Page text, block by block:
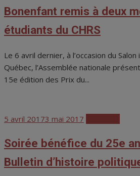
Bonenfant remis à deux
étudiants du CHRS
Le 6 avril dernier, à l’occasion du
Québec, l’Assemblée nationale
15e édition des Prix du...
Posted
5 avril 20173 mai 2017
Soirée bénéfice du 25e
Bulletin d’histoire